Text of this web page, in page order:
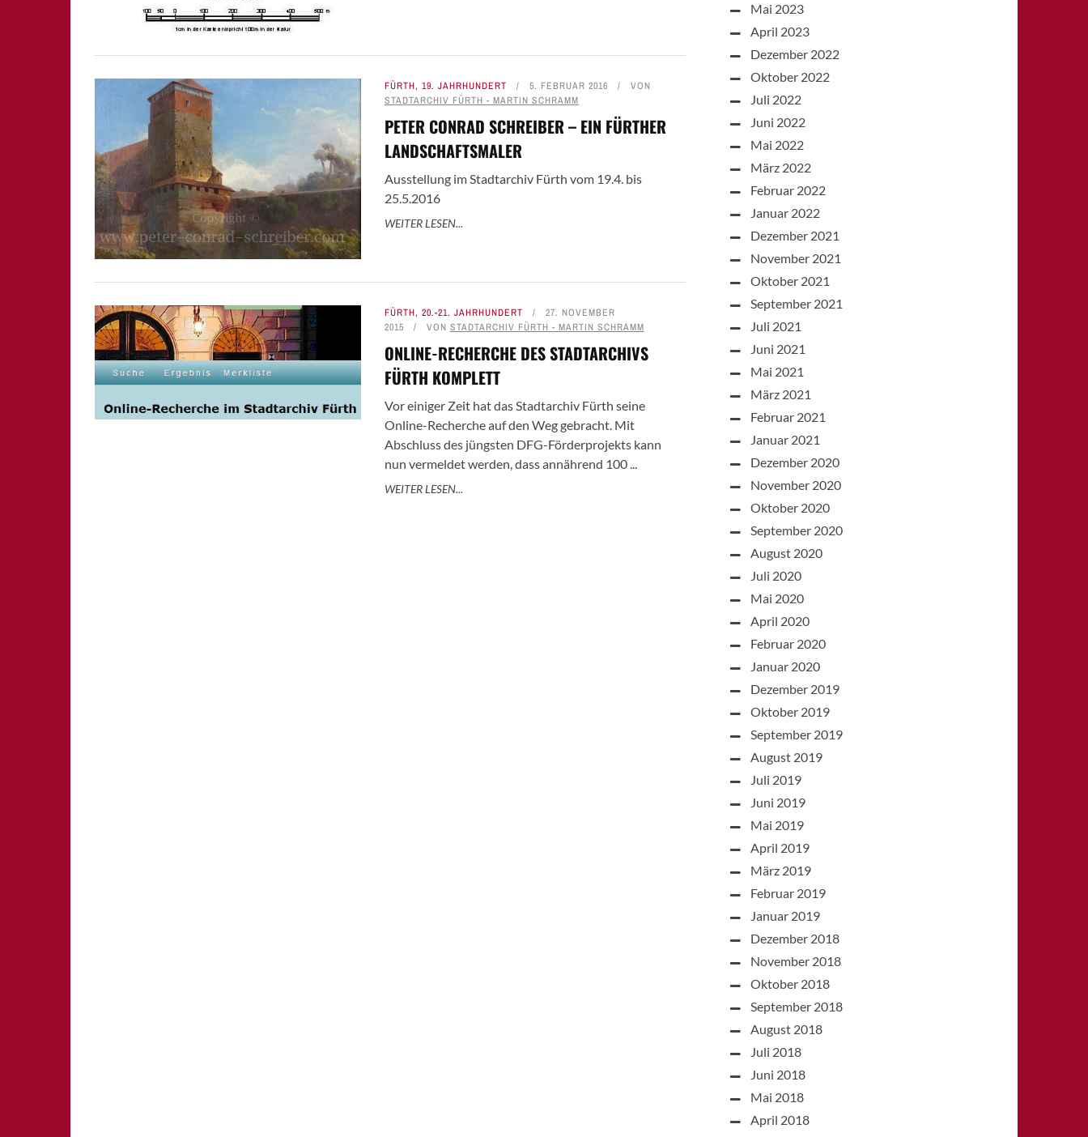
FÜRTH, 19. JAHRHUNDERT 5. FEBRUAR 2016
VON
STADTARCHIV FÜRTH - MARTIN SCHRAMM
PETER CONRAD SCHREIBER – EIN FÜRTHER
LANDSCHAFTSMALER
Ausstellung im Stadtarchiv Fürth vom 19.4. bis
25.5.2016
WEITER LESEN...
FÜRTH, 20.-21. JAHRHUNDERT
27. NOVEMBER
2015
VON STADTARCHIV FÜRTH - MARTIN SCHRAMM
ONLINE-RECHERCHE DES STADTARCHIVS
FÜRTH KOMPLETT
Vor einiger Zeit hat das Stadtarchiv Fürth seine
Online-Recherche auf den Weg gebracht. Mit
Abschluss des jüngsten DFG-Förderprojekts kann
nun vermeldet werden, dass annährend 100 ...
WEITER LESEN...
Mai 2023
April 2023
Dezember 2022
Oktober 2022
Juli 2022
Juni 2022
Mai 2022
März 2022
Februar 2022
Januar 2022
Dezember 2021
November 2021
Oktober 2021
September 2021
Juli 2021
Juni 2021
Mai 2021
März 2021
Februar 2021
Januar 2021
Dezember 2020
November 2020
Oktober 2020
September 2020
August 2020
Juli 2020
Mai 2020
April 2020
Februar 2020
Januar 2020
Dezember 2019
Oktober 2019
September 2019
August 2019
Juli 2019
Juni 2019
Mai 2019
April 2019
März 2019
Februar 2019
Januar 2019
Dezember 2018
November 2018
Oktober 2018
September 2018
August 2018
Juli 2018
Juni 2018
Mai 2018
April 2018